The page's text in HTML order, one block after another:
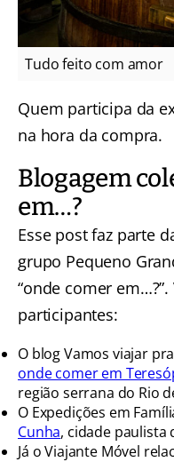
Tudo feito com amor
Quem participa da
na hora da compra.
Blogagem
em…?
Esse post faz parte
grupo Pequeno
“onde comer
participantes:
O blog Vamos viajar
onde comer em
região serrana do Rio
O Expedições em
Cunha, cidade paulista
Já o Viajante Móvel